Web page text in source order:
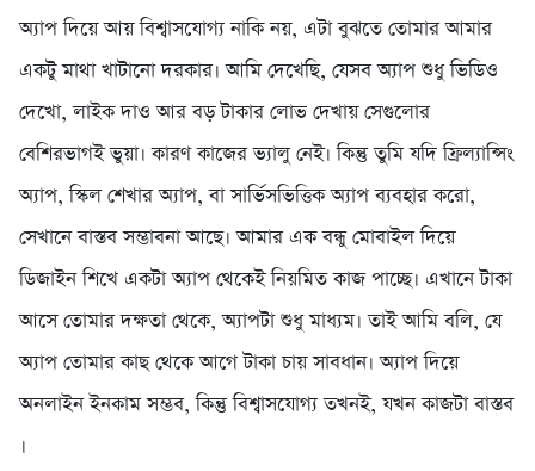
অ্যাপ দিয়ে আয় বিশ্বাসযোগ্য নাকি নয়, এটা বুঝতে তোমার আমার
একটু মাথা খাটানো দরকার। আমি দেখেছি, যেসব অ্যাপ শুধু ভিডিও
দেখো, লাইক দাও আর বড় টাকার লোভ দেখায় সেগুলোর
বেশিরভাগই ভুয়া। কারণ কাজের ভ্যালু নেই। কিন্তু তুমি যদি ফ্রিল্যান্সিং
অ্যাপ, স্কিল শেখার অ্যাপ, বা সার্ভিসভিত্তিক অ্যাপ ব্যবহার করো,
সেখানে বাস্তব সম্ভাবনা আছে। আমার এক বন্ধু মোবাইল দিয়ে
ডিজাইন শিখে একটা অ্যাপ থেকেই নিয়মিত কাজ পাচ্ছে। এখানে টাকা
আসে তোমার দক্ষতা থেকে, অ্যাপটা শুধু মাধ্যম। তাই আমি বলি, যে
অ্যাপ তোমার কাছ থেকে আগে টাকা চায় সাবধান। অ্যাপ দিয়ে
অনলাইন ইনকাম সম্ভব, কিন্তু বিশ্বাসযোগ্য তখনই, যখন কাজটা বাস্তব
।